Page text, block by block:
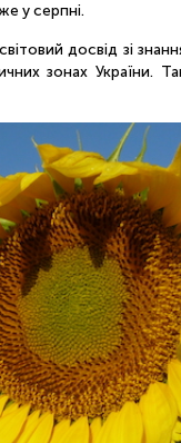
у серпні.
досвід зі
зонах України.